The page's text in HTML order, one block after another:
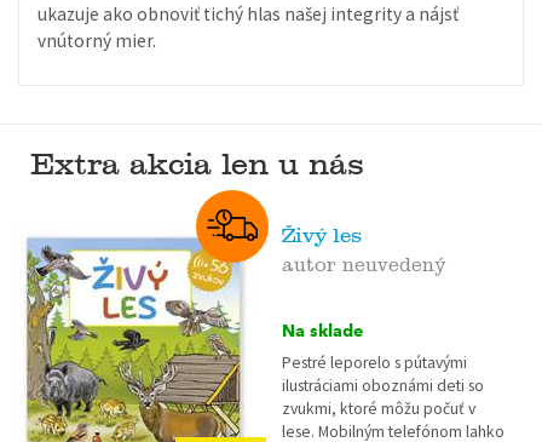
ukazuje ako obnoviť tichý hlas našej integrity a nájsť
vnútorný mier.
Extra akcia len u nás
Živý les
autor neuvedený
Na sklade
Pestré leporelo s pútavými
ilustráciami oboznámi deti so
zvukmi, ktoré môžu počuť v
lese. Mobilným telefónom lahko